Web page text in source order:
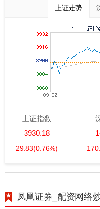
上证走势
上证指数
3930.18
29.83(0.76%)
凤凰证券_配资网络